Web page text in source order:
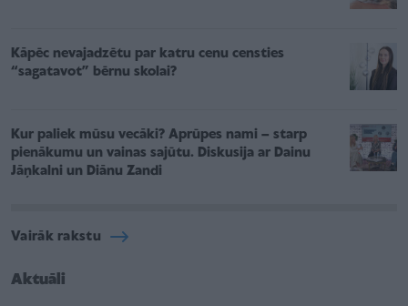
Kāpēc nevajadzētu par katru cenu censties
“sagatavot” bērnu skolai?
Kur paliek mūsu vecāki? Aprūpes nami – starp
pienākumu un vainas sajūtu. Diskusija ar Dainu
Jāņkalni un Diānu Zandi
Vairāk rakstu
Aktuāli